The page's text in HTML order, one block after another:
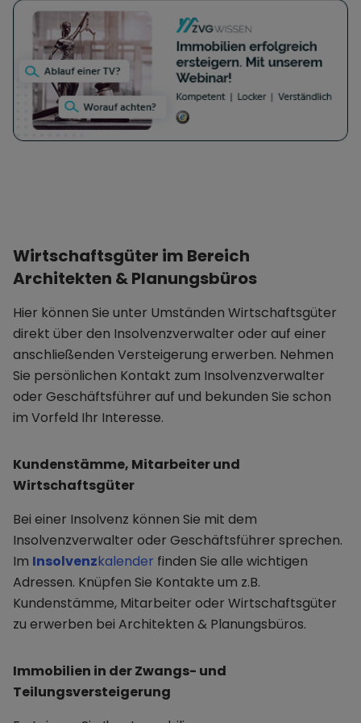
der Weiterentwicklung von ganzheitlichen
Recyclingtechnologien mit einem besonderen
Schwerpunkt auf der Nutzung von künstlicher
Intelligenz als agentische Assistenten.
Wirtschaftsgüter im Bereich
Architekten & Planungsbüros
Hier können Sie unter Umständen Wirtschaftsgüter
direkt über den Insolvenzverwalter oder auf einer
anschließenden Versteigerung erwerben. Nehmen
Sie persönlichen Kontakt zum Insolvenzverwalter
oder Geschäftsführer auf und bekunden Sie schon
im Vorfeld Ihr Interesse.
Kundenstämme, Mitarbeiter und
Wirtschaftsgüter
Bei einer Insolvenz können Sie mit dem
Insolvenzverwalter oder Geschäftsführer sprechen.
Im Insolvenzkalender finden Sie alle wichtigen
Adressen. Knüpfen Sie Kontakte um z.B.
Kundenstämme, Mitarbeiter oder Wirtschaftsgüter
zu erwerben bei Architekten & Planungsbüros.
Immobilien in der Zwangs- und
Teilungsversteigerung